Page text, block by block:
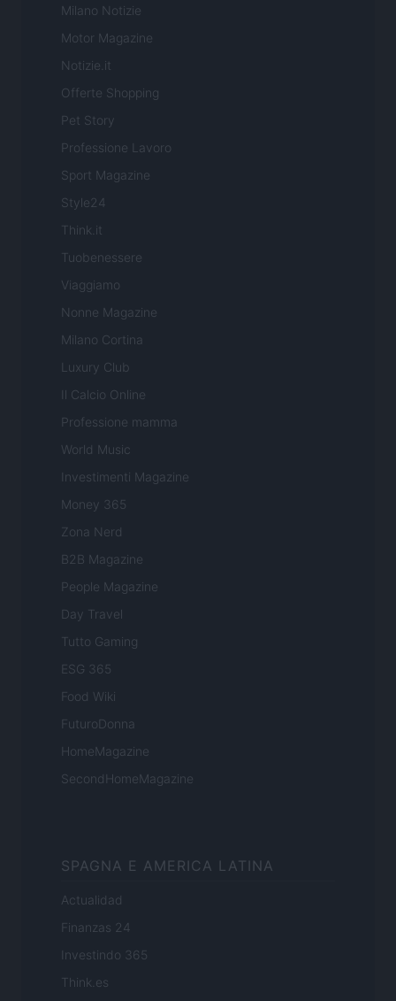
Milano Notizie
Motor Magazine
Notizie.it
Offerte Shopping
Pet Story
Professione Lavoro
Sport Magazine
Style24
Think.it
Tuobenessere
Viaggiamo
Nonne Magazine
Milano Cortina
Luxury Club
Il Calcio Online
Professione mamma
World Music
Investimenti Magazine
Money 365
Zona Nerd
B2B Magazine
People Magazine
Day Travel
Tutto Gaming
ESG 365
Food Wiki
FuturoDonna
HomeMagazine
SecondHomeMagazine
SPAGNA E AMERICA LATINA
Actualidad
Finanzas 24
Investindo 365
Think.es